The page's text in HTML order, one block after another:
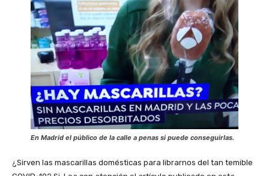
En Madrid el público de la calle a penas si puede conseguirlas.
¿Sirven las mascarillas domésticas para librarnos del tan temible